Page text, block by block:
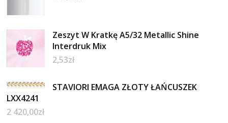
Zeszyt W Kratkę A5/32 Metallic Shine
Interdruk Mix
2,53zł
STAVIORI EMAGA ZŁOTY ŁAŃCUSZEK
LXX4241
2 420,00zł